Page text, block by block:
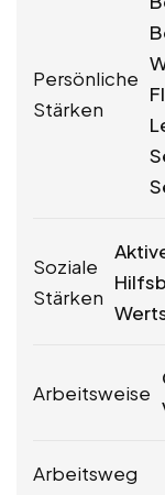
Persönliche
Stärken
Soziale
Stärken
Arbeitsweise
Arbeitsweg